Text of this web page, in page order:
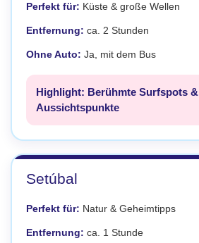
Perfekt für: Küste & große Wellen
Entfernung: ca. 2 Stunden
Ohne Auto: Ja, mit dem Bus
Highlight: Berühmte Surfspots &
Aussichtspunkte
Setúbal
Perfekt für: Natur & Geheimtipps
Entfernung: ca. 1 Stunde